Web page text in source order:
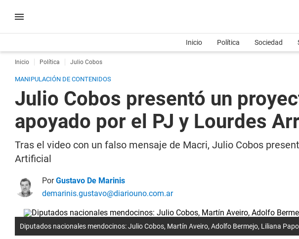
Inicio Política Sociedad
Inicio Política Julio Cobos
MANIPULACIÓN DE CONTENIDOS
Julio Cobos presentó un
apoyado por el PJ y Lourdes
Tras el video con un falso mensaje de Macri, Julio Cobos
Artificial
PorGustavo De Marinis
demarinis.gustavo@diariouno.com.ar
Diputados nacionales mendocinos: Julio Cobos, Martín Aveiro, Adolfo Bermejo, Liliana